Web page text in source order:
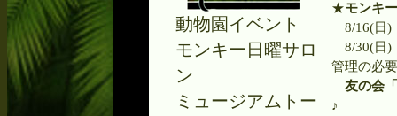
★モンキ
8/16(日)
8/30(日)
管理の必
友の会
♪
動物園イベント
モンキー日曜サロ
ン
ミュージアムトー